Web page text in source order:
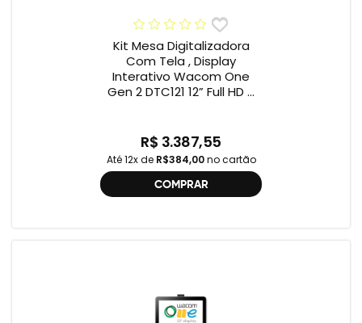
Kit Mesa Digitalizadora
Com Tela , Display
Interativo Wacom One
Gen 2 DTC121 12” Full HD +
DTH134W,
R$ 3.387,55
Até 12x de R$384,00no cartão
COMPRAR